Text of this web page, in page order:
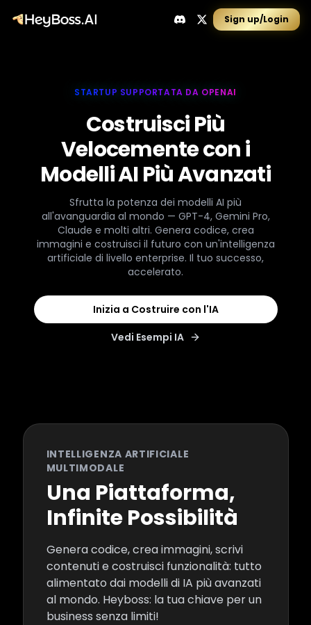
Sign up/Login
STARTUP SUPPORTATA DA OPENAI
Costruisci Più
Velocemente con i
Modelli AI Più Avanzati
Sfrutta la potenza dei modelli AI più
all'avanguardia al mondo — GPT-4, Gemini Pro,
Claude e molti altri. Genera codice, crea
immagini e costruisci il futuro con un'intelligenza
artificiale di livello enterprise. Il tuo successo,
accelerato.
Inizia a Costruire con l'IA
Vedi Esempi IA
INTELLIGENZA ARTIFICIALE
MULTIMODALE
Una Piattaforma,
Infinite Possibilità
Genera codice, crea immagini, scrivi
contenuti e costruisci funzionalità: tutto
alimentato dai modelli di IA più avanzati
al mondo. Heyboss: la tua chiave per un
business senza limiti!